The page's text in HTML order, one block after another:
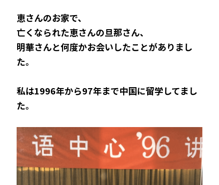
恵さんのお家で、
亡くなられた恵さんの旦那さん、
明華さんと何度かお会いしたことがありまし
た。
私は1996年から97年まで中国に留学してまし
た。